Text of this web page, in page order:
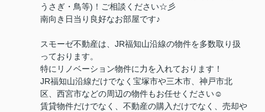
うさぎ・鳥等)！ご相談ください☆彡
南向き日当り良好なお部屋です♪
スモーゼ不動産は、JR福知山沿線の物件を多数取り扱
っております。
特にリノベーション物件に力を入れております！
JR福知山沿線だけでなく宝塚市や三木市、神戸市北
区、西宮市などの周辺の物件もお任せください☺
賃貸物件だけでなく、不動産の購入だけでなく、売却や